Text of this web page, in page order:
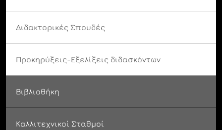
Διδακτορικές Σπουδές
Προκηρύξεις-Εξελίξεις διδασκόντων
Βιβλιοθήκη
Καλλιτεχνικοί Σταθμοί